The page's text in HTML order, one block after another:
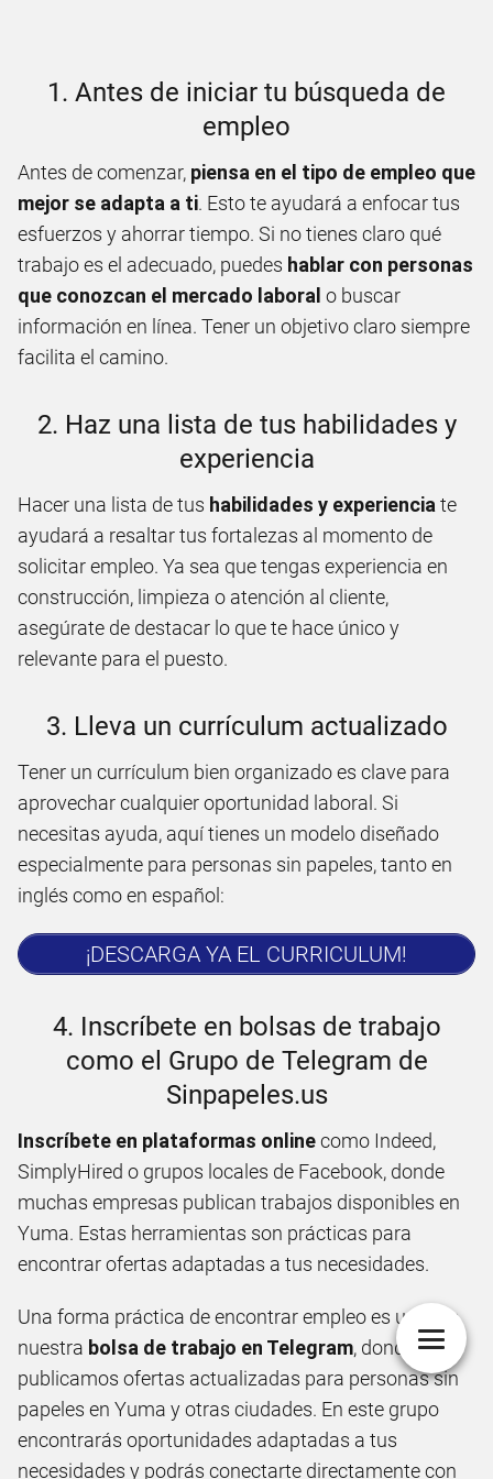
1. Antes de iniciar tu búsqueda de
empleo
Antes de comenzar, piensa en el tipo de empleo que
mejor se adapta a ti. Esto te ayudará a enfocar tus
esfuerzos y ahorrar tiempo. Si no tienes claro qué
trabajo es el adecuado, puedes hablar con personas
que conozcan el mercado laboral o buscar
información en línea. Tener un objetivo claro siempre
facilita el camino.
2. Haz una lista de tus habilidades y
experiencia
Hacer una lista de tus habilidades y experiencia te
ayudará a resaltar tus fortalezas al momento de
solicitar empleo. Ya sea que tengas experiencia en
construcción, limpieza o atención al cliente,
asegúrate de destacar lo que te hace único y
relevante para el puesto.
3. Lleva un currículum actualizado
Tener un currículum bien organizado es clave para
aprovechar cualquier oportunidad laboral. Si
necesitas ayuda, aquí tienes un modelo diseñado
especialmente para personas sin papeles, tanto en
inglés como en español:
¡DESCARGA YA EL CURRICULUM!
4. Inscríbete en bolsas de trabajo
como el Grupo de Telegram de
Sinpapeles.us
Inscríbete en plataformas onlinecomo Indeed,
SimplyHired o grupos locales de Facebook, donde
muchas empresas publican trabajos disponibles en
Yuma. Estas herramientas son prácticas para
encontrar ofertas adaptadas a tus necesidades.
Una forma práctica de encontrar empleo es unirte a
nuestra bolsa de trabajo en Telegram, donde
publicamos ofertas actualizadas para personas sin
papeles en Yuma y otras ciudades. En este grupo
encontrarás oportunidades adaptadas a tus
necesidades y podrás conectarte directamente con